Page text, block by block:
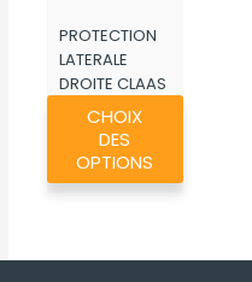
PROTECTION
LATERALE
DROITE CLAAS
ARION 400
CHOIX
DES
OPTIONS
Ce
plusieurs